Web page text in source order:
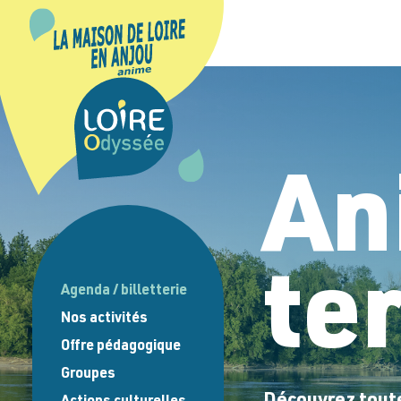
Agenda / billetterie
Croisières
Animations à terre
Site de visite
Nos activités
Naviguez
Explorez
Visitez
Offre pédagogique
Groupes
Panneau de gestion des cookies